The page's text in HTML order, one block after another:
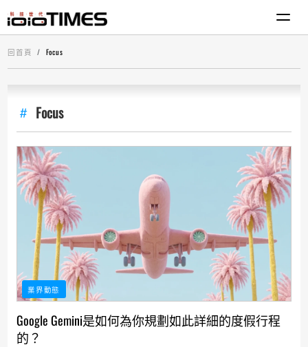
回首頁 Focus
Focus
業界動態
Google Gemini是如何為你規劃如此詳細的度假行程
的？